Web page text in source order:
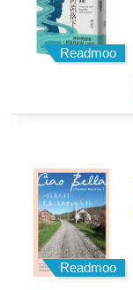
Readmoo
Readmoo